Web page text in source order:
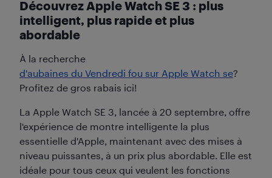
Découvrez Apple Watch SE 3 : plus
intelligent, plus rapide et plus
abordable
À la recherche
d'aubaines du Vendredi fou sur Apple Watch se?
Profitez de gros rabais ici!
La Apple Watch SE 3, lancée à 20 septembre, offre
l'expérience de montre intelligente la plus
essentielle d'Apple, maintenant avec des mises à
niveau puissantes, à un prix plus abordable. Elle est
idéale pour tous ceux qui veulent les fonctions